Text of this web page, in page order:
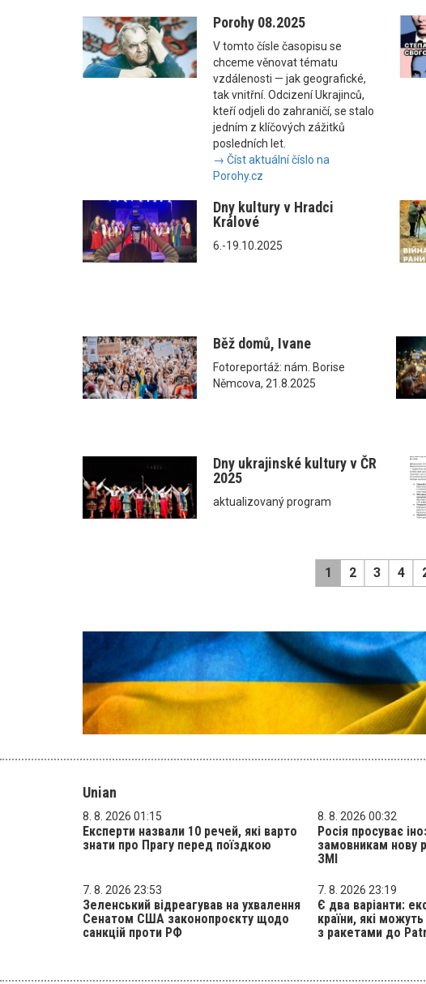
Porohy 08.2025
V tomto čísle časopisu se
chceme věnovat tématu
vzdálenosti — jak geografické,
tak vnitřní. Odcizení Ukrajinců,
kteří odjeli do zahraničí, se stalo
jedním z klíčových zážitků
posledních let.
→ Číst aktuální číslo na
Porohy.cz
Dny kultury v Hradci
Králové
6.-19.10.2025
Běž domů, Ivane
Fotoreportáž: nám. Borise
Němcova, 21.8.2025
Dny ukrajinské kultury v ČR
2025
aktualizovaný program
1 2 3 4
Unian
8. 8. 2026 01:15
Експерти назвали 10 речей, які варто
знати про Прагу перед поїздкою
8. 8. 2026 00:32
Росія просуває
замовникам нову
ЗМІ
7. 8. 2026 23:53
Зеленський відреагував на ухвалення
Сенатом США законопроєкту щодо
санкцій проти РФ
7. 8. 2026 23:19
Є два варіанти:
країни, які
з ракетами до